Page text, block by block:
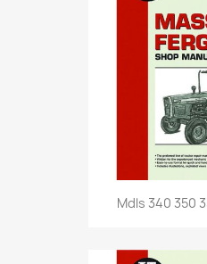
Mdls 340 350